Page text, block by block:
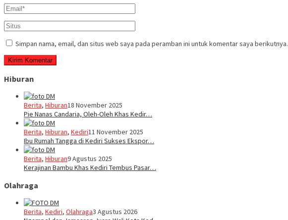
Simpan nama, email, dan situs web saya pada peramban ini untuk komentar saya berikutnya.
Hiburan
Berita, Hiburan18 November 2025
Pie Nanas Candaria, Oleh-Oleh Khas Kedir…
Berita, Hiburan, Kediri11 November 2025
Ibu Rumah Tangga di Kediri Sukses Ekspor…
Berita, Hiburan9 Agustus 2025
Kerajinan Bambu Khas Kediri Tembus Pasar…
Olahraga
Berita, Kediri, Olahraga3 Agustus 2026